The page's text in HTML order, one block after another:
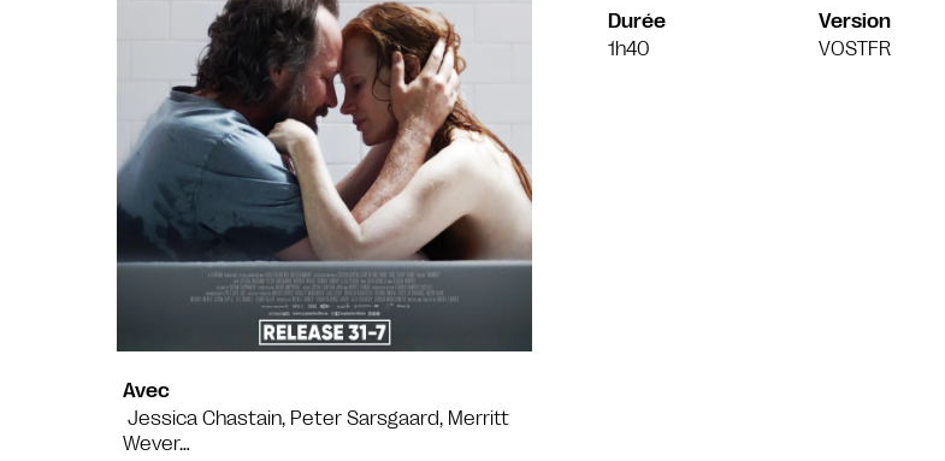
Avec
Jessica Chastain, Peter Sarsgaard, Merritt
Wever…
Durée
1h40
Version
VOSTFR